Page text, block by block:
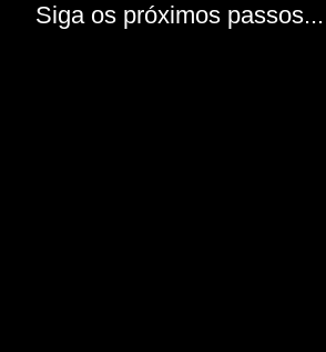
Siga os próximos passos...